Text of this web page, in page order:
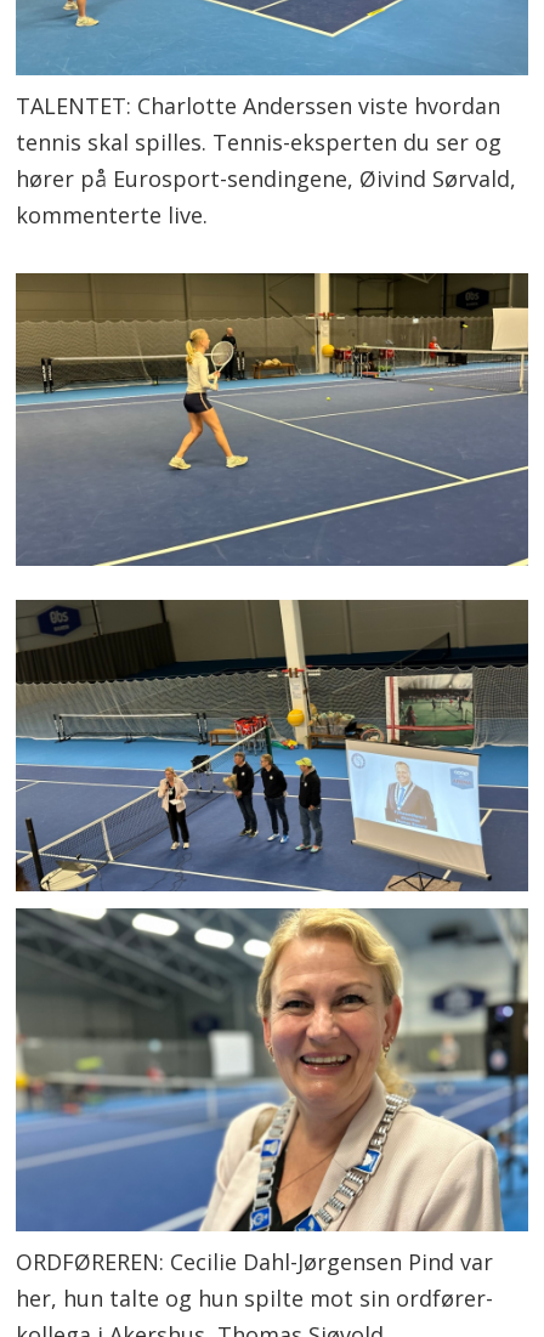
TALENTET: Charlotte Anderssen viste hvordan
tennis skal spilles. Tennis-eksperten du ser og
hører på Eurosport-sendingene, Øivind Sørvald,
kommenterte live.
ORDFØREREN: Cecilie Dahl-Jørgensen Pind var
her, hun talte og hun spilte mot sin ordfører-